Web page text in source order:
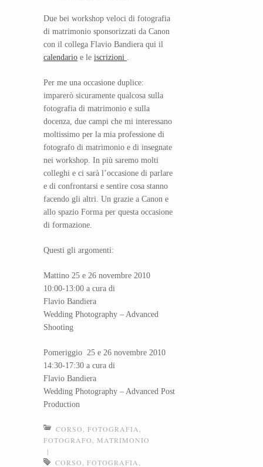
Due bei workshop veloci di fotografia
di matrimonio sponsorizzati da Canon
con il collega Flavio Bandiera qui il
calendario e le iscrizioni .
Per me una occasione duplice:
imparerò sicuramente qualcosa sulla
fotografia di matrimonio e sulla
docenza, due campi che mi interessano
moltissimo per la mia professione di
fotografo di matrimonio e di insegnate
nei workshop. In più saremo molti
colleghi e ci sarà l’occasione di parlare
e di confrontarsi e sentire cosa stanno
facendo gli altri. Un grazie a Canon e
allo spazio Forma per questa occasione
di formazione.
Questi gli argomenti:
Mattino 25 e 26 novembre 2010
10:00-13:00 a cura di
Flavio Bandiera
Wedding Photography – Advanced
Shooting
Pomeriggio 25 e 26 novembre 2010
14:30-17:30 a cura di
Flavio Bandiera
Wedding Photography – Advanced Post
Production
CORSO, FOTOGRAFIA,
FOTOGRAFO, MATRIMONIO
|
CORSO, FOTOGRAFIA,